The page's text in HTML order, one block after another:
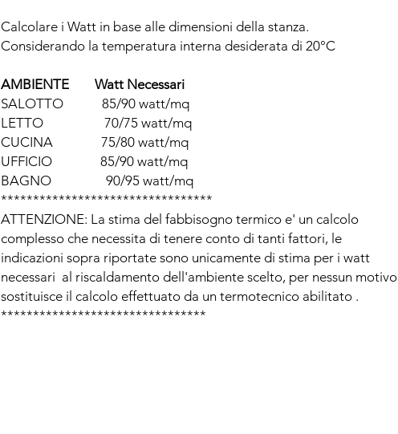
Calcolare i Watt in base alle dimensioni della stanza.
Considerando la temperatura interna desiderata di 20°C
AMBIENTE Watt Necessari
SALOTTO 85/90 watt/mq
LETTO 70/75 watt/mq
CUCINA 75/80 watt/mq
UFFICIO 85/90 watt/mq
BAGNO 90/95 watt/mq
*********************************
ATTENZIONE: La stima del fabbisogno termico e' un calcolo
complesso che necessita di tenere conto di tanti fattori, le
indicazioni sopra riportate sono unicamente di stima per i watt
necessari al riscaldamento dell'ambiente scelto, per nessun motivo
sostituisce il calcolo effettuato da un termotecnico abilitato .
********************************